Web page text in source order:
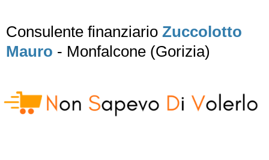
Consulente finanziario Zuccolotto
Mauro - Monfalcone (Gorizia)